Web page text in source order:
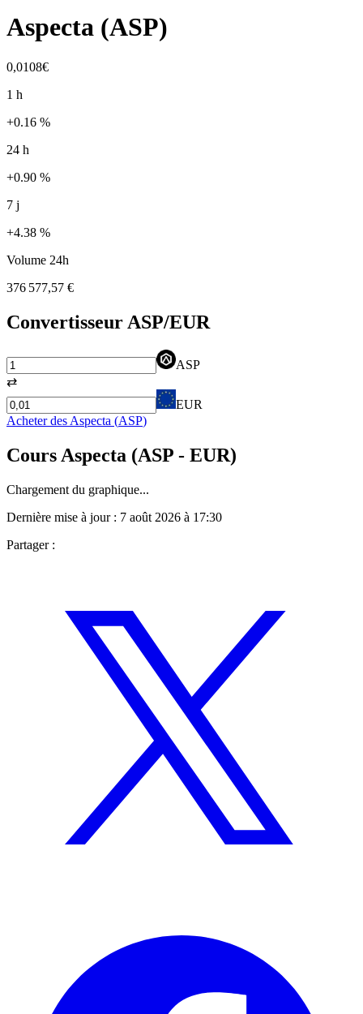
Aspecta (ASP)
0,0108€
1 h
+0.16 %
24 h
+0.90 %
7 j
+4.38 %
Volume 24h
376 577,57 €
Convertisseur ASP/EUR
ASP
⇄
EUR
Acheter des Aspecta (ASP)
Cours Aspecta (ASP - EUR)
Chargement du graphique...
Dernière mise à jour : 7 août 2026 à 17:30
Partager :